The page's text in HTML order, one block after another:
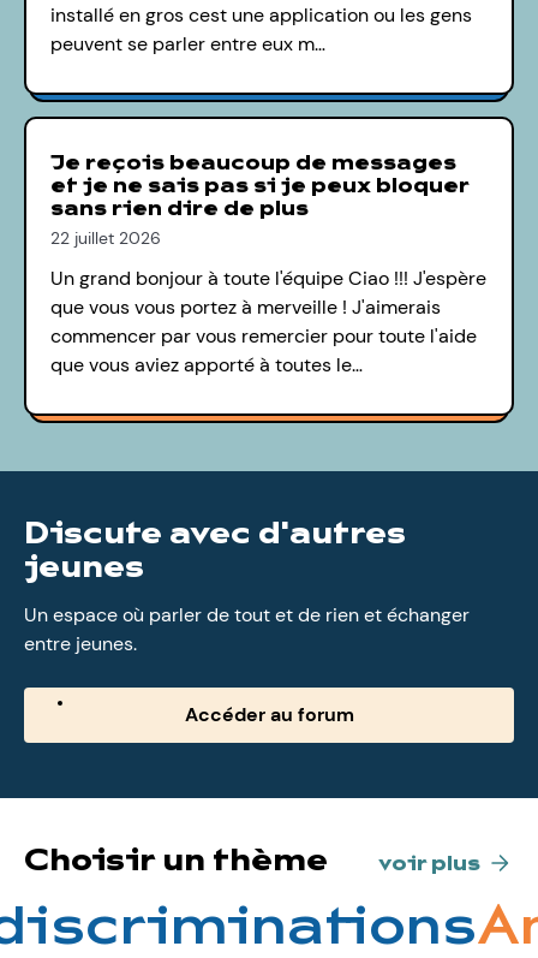
installé en gros cest une application ou les gens
peuvent se parler entre eux m…
Je reçois beaucoup de messages
et je ne sais pas si je peux bloquer
sans rien dire de plus
22 juillet 2026
Un grand bonjour à toute l'équipe Ciao !!! J'espère
que vous vous portez à merveille ! J'aimerais
commencer par vous remercier pour toute l'aide
que vous aviez apporté à toutes le…
Discute avec d'autres
jeunes
Un espace où parler de tout et de rien et échanger
entre jeunes.
Accéder au forum
Choisir un thème voir plus